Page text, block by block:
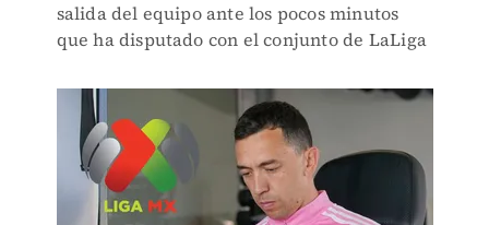
salida del equipo ante los pocos minutos
que ha disputado con el conjunto de LaLiga